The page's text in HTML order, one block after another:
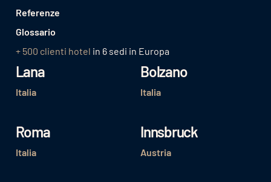
Referenze
Glossario
+ 500 clienti hotel in 6 sedi in Europa
Lana
Italia
Bolzano
Italia
Roma
Italia
Innsbruck
Austria